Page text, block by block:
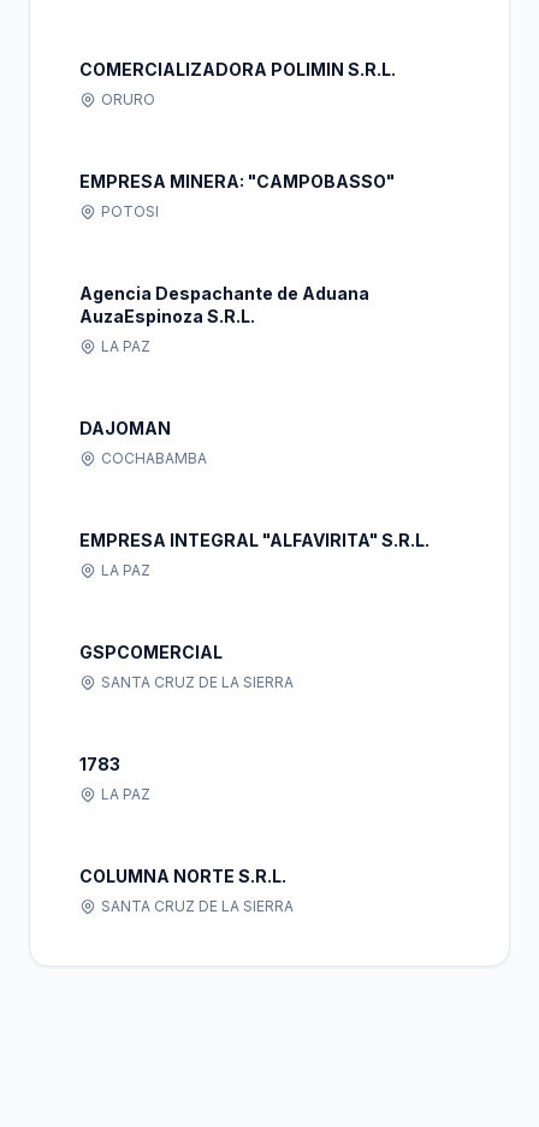
COMERCIALIZADORA POLIMIN S.R.L.
ORURO
EMPRESA MINERA: "CAMPOBASSO"
POTOSI
Agencia Despachante de Aduana
AuzaEspinoza S.R.L.
LA PAZ
DAJOMAN
COCHABAMBA
EMPRESA INTEGRAL "ALFAVIRITA" S.R.L.
LA PAZ
GSPCOMERCIAL
SANTA CRUZ DE LA SIERRA
1783
LA PAZ
COLUMNA NORTE S.R.L.
SANTA CRUZ DE LA SIERRA